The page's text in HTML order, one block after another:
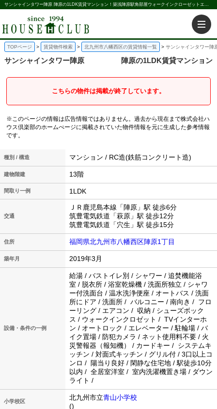
サンシャインタワー陣原 陣原の1LDK賃貸マンション！築浅陣原駅角部屋ウォークインクローゼットエアコン｜株式会社ハウス倶楽部
TOPページ 賃貸物件検索 北九州市八幡西区の賃貸情報一覧 サンシャインタワー陣
サンシャインタワー陣原 陣原の1LDK賃貸マンション
こちらの物件は掲載が終了しています。
※このページの情報は広告情報ではありません。過去から現在まで株式会社ハ
ウス倶楽部のホームぺージに掲載されていた物件情報を元に生成した参考情報
です。
種別 / 構造 マンション / RC造(鉄筋コンクリート造)
建物階建 13階
間取り一例 1LDK
交通
ＪＲ鹿児島本線「陣原」駅 徒歩6分
筑豊電気鉄道「萩原」駅 徒歩12分
筑豊電気鉄道「穴生」駅 徒歩15分
住所 福岡県北九州市八幡西区陣原1丁目
築年月 2019年3月
設備・条件の一例
給湯 / バストイレ別 / シャワー / 追焚機能浴
室 / 脱衣所 / 浴室乾燥機 / 洗面所独立 / シャワ
ー付洗面台 / 温水洗浄便座 / オートバス / 洗面
所にドア / 洗面所 / バルコニー / 南向き / フロ
ーリング / エアコン / 収納 / シューズボック
ス / ウォークインクロゼット / TVインターホ
ン / オートロック / エレベーター / 駐輪場 / バ
イク置場 / 防犯カメラ / ネット使用料不要 / 火
災警報器（報知機） / カードキー / システムキ
ッチン / 対面式キッチン / グリル付 / 3口以上コ
ンロ / 陽当り良好 / 閑静な住宅地 / 駅徒歩10分
以内 / 全居室洋室 / 室内洗濯機置き場 / ダウン
ライト /
小学校区 北九州市立青山小学校
()